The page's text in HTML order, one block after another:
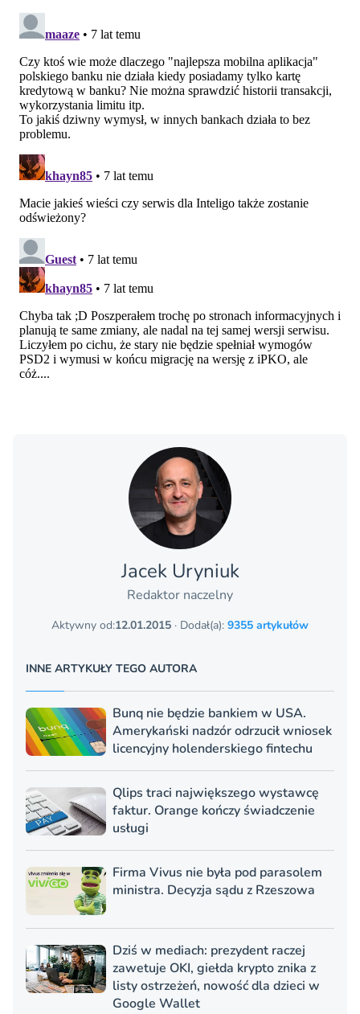
Jacek Uryniuk
Redaktor naczelny
Aktywny od:12.01.2015 · Dodał(a): 9355 artykułów
INNE ARTYKUŁY TEGO AUTORA
Bunq nie będzie bankiem w USA.
Amerykański nadzór odrzucił wniosek
licencyjny holenderskiego fintechu
Qlips traci największego wystawcę
faktur. Orange kończy świadczenie
usługi
Firma Vivus nie była pod parasolem
ministra. Decyzja sądu z Rzeszowa
Dziś w mediach: prezydent raczej
zawetuje OKI, giełda krypto znika z
listy ostrzeżeń, nowość dla dzieci w
Google Wallet